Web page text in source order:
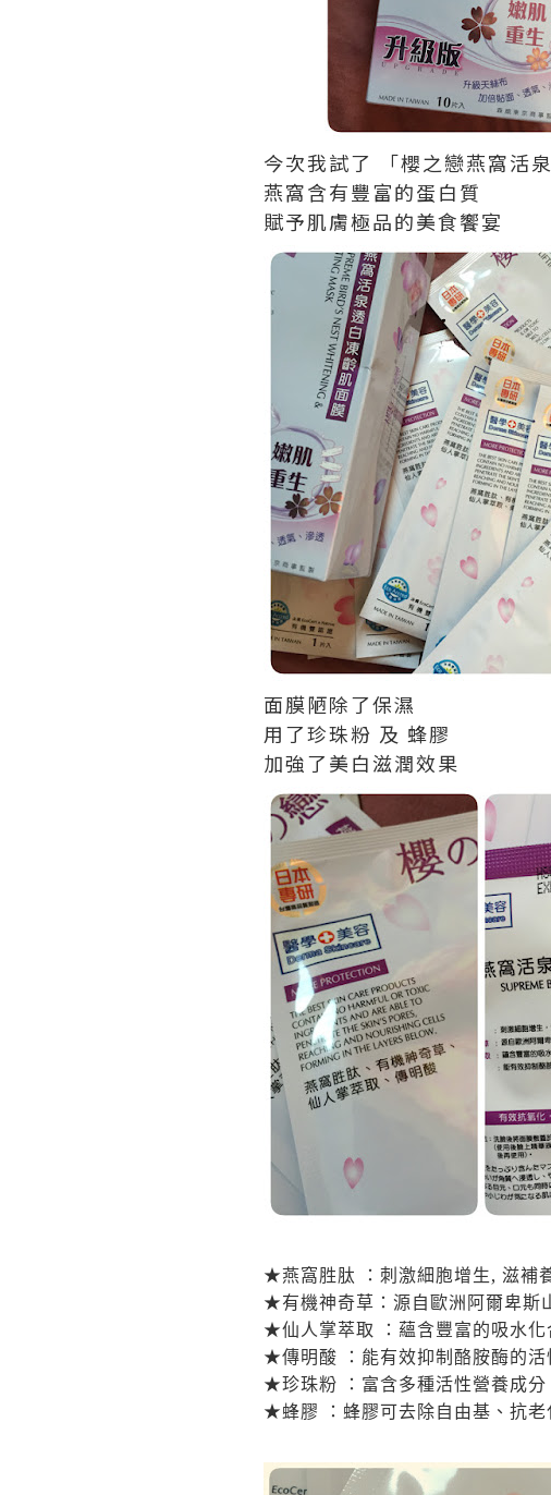
今次我試了 「櫻之戀燕窩活
燕窩含有豐富的蛋白質
賦予肌膚極品的美食饗宴
面膜陋除了保濕
用了珍珠粉 及 蜂膠
加強了美白滋潤效果
★燕窩胜肽 ： 刺激細胞增生, 滋補
★有機神奇草 ： 源自歐洲阿爾卑斯
★仙人掌萃取 ： 蘊含豐富的吸水
★傳明酸 ： 能有效抑制酪胺酶的
★珍珠粉 ： 富含多種活性營養成
★蜂膠 ： 蜂膠可去除自由基、抗老